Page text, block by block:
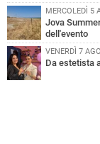
MERCOLEDÌ 5
Jova
dell'evento
VENERDÌ 7
Da estetista